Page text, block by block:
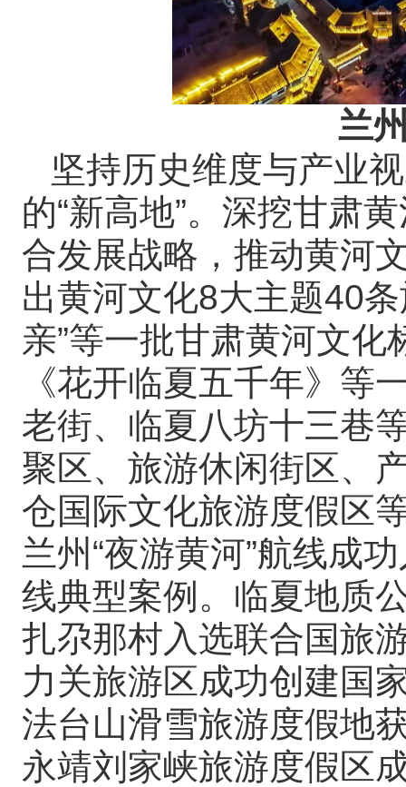
兰
坚持历史维度与产业
的“新高地”。深挖甘肃
合发展战略，推动黄河
出黄河文化8大主题40
亲”等一批甘肃黄河文
《花开临夏五千年》等
老街、临夏八坊十三巷
聚区、旅游休闲街区、
仓国际文化旅游度假区
兰州“夜游黄河”航线成
线典型案例。临夏地质
扎尕那村入选联合国旅
力关旅游区成功创建国
法台山滑雪旅游度假地
永靖刘家峡旅游度假区